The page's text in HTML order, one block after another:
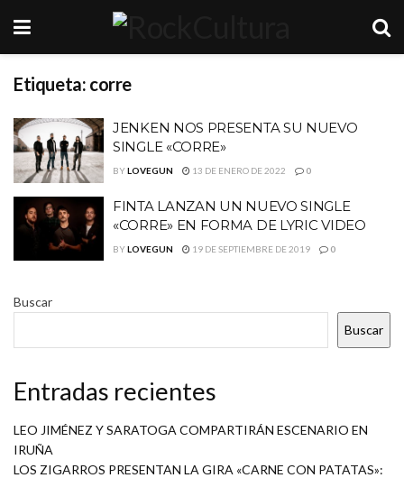
Etiqueta: corre
JENKEN NOS PRESENTA SU NUEVO
SINGLE «CORRE»
BYLOVEGUN 13 DE ENERO DE 2022 0
FINTA LANZAN UN NUEVO SINGLE
«CORRE» EN FORMA DE LYRIC VIDEO
BYLOVEGUN 19 DE SEPTIEMBRE DE 2019 0
Buscar
Buscar
Entradas recientes
LEO JIMÉNEZ Y SARATOGA COMPARTIRÁN ESCENARIO EN
IRUÑA
LOS ZIGARROS PRESENTAN LA GIRA «CARNE CON PATATAS»: